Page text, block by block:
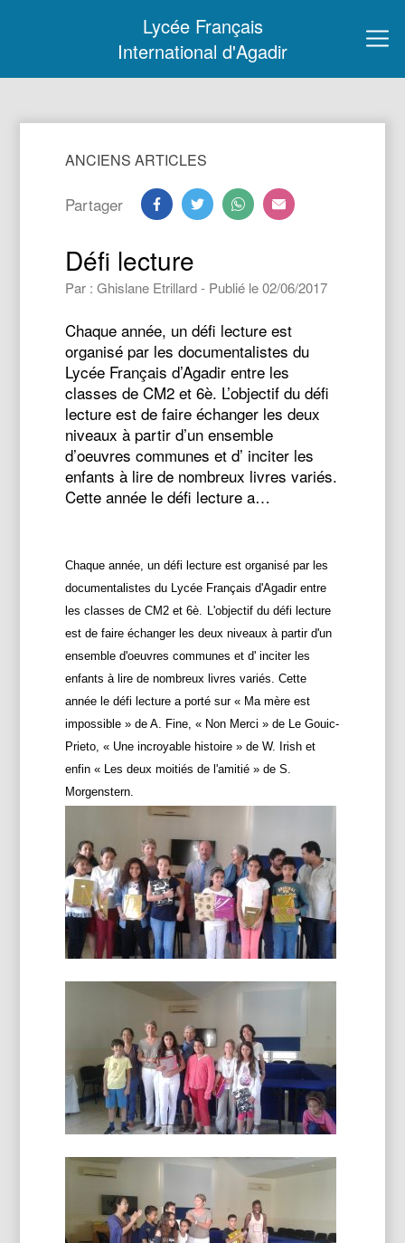
Lycée Français
International d'Agadir
ANCIENS ARTICLES
Partager
Défi lecture
Par : Ghislane Etrillard - Publié le 02/06/2017
Chaque année, un défi lecture est
organisé par les documentalistes du
Lycée Français d’Agadir entre les
classes de CM2 et 6è. L’objectif du défi
lecture est de faire échanger les deux
niveaux à partir d’un ensemble
d’oeuvres communes et d’ inciter les
enfants à lire de nombreux livres variés.
Cette année le défi lecture a…
Chaque année, un défi lecture est organisé par les
documentalistes du Lycée Français d'Agadir entre
les classes de CM2 et 6è. L'objectif du défi lecture
est de faire échanger les deux niveaux à partir d'un
ensemble d'oeuvres communes et d' inciter les
enfants à lire de nombreux livres variés. Cette
année le défi lecture a porté sur « Ma mère est
impossible » de A. Fine, « Non Merci » de Le Gouic-
Prieto, « Une incroyable histoire » de W. Irish et
enfin « Les deux moitiés de l'amitié » de S.
Morgenstern.